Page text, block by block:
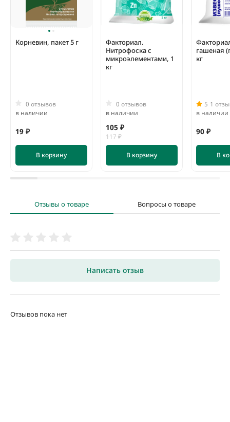
следствие способствует хорошему урожаю.
Корневин, пакет 5 г
0 отзывов
в наличии
19 ₽
В корзину
Факториал.
Нитрофоска с
микроэлементами, 1
кг
0 отзывов
в наличии
105 ₽
117 ₽
В корзину
гашеная
кг
5 1
в наличии
90 ₽
В
Отзывы о товаре Вопросы о товаре
Написать отзыв
Отзывов пока нет